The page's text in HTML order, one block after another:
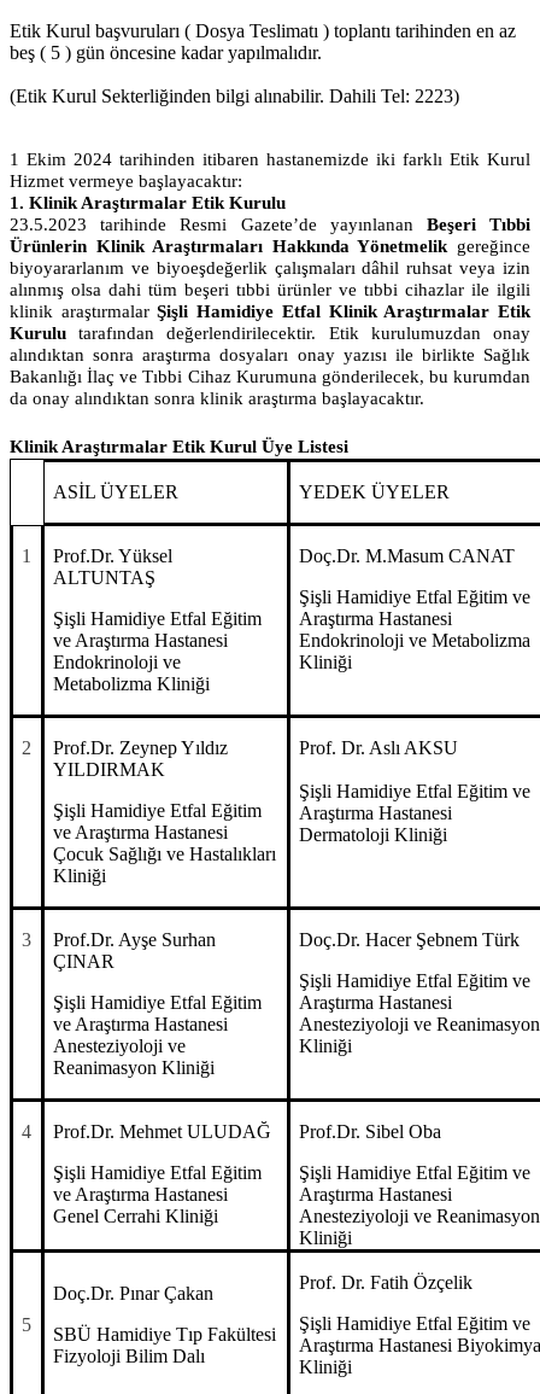
Etik Kurul başvuruları ( Dosya Teslimatı ) toplantı tarihinden en az
beş ( 5 ) gün öncesine kadar yapılmalıdır.
(Etik Kurul Sekterliğinden bilgi alınabilir. Dahili Tel: 2223)
1 Ekim 2024 tarihinden itibaren hastanemizde iki farklı Etik Kurul
Hizmet vermeye başlayacaktır:
1. Klinik Araştırmalar Etik Kurulu
23.5.2023 tarihinde Resmi Gazete’de yayınlanan Beşeri Tıbbi
Ürünlerin Klinik Araştırmaları Hakkında Yönetmelik gereğince
biyoyararlanım ve biyoeşdeğerlik çalışmaları dâhil ruhsat veya izin
alınmış olsa dahi tüm beşeri tıbbi ürünler ve tıbbi cihazlar ile ilgili
klinik araştırmalarŞişli Hamidiye Etfal Klinik Araştırmalar Etik
Kurulu tarafından değerlendirilecektir. Etik kurulumuzdan onay
alındıktan sonra araştırma dosyaları onay yazısı ile birlikte Sağlık
Bakanlığı İlaç ve Tıbbi Cihaz Kurumuna gönderilecek, bu kurumdan
da onay alındıktan sonra klinik araştırma başlayacaktır.
Klinik Araştırmalar Etik Kurul Üye Listesi
ASİL ÜYELER YEDEK ÜYELER
1
Prof.Dr. Yüksel
ALTUNTAŞ
Şişli Hamidiye Etfal Eğitim
ve Araştırma Hastanesi
Endokrinoloji ve
Metabolizma Kliniği
Doç.Dr. M.Masum CANAT
Şişli Hamidiye Etfal Eğitim ve
Araştırma Hastanesi
Endokrinoloji ve Metabolizma
Kliniği
2
Prof.Dr. Zeynep Yıldız
YILDIRMAK
Şişli Hamidiye Etfal Eğitim
ve Araştırma Hastanesi
Çocuk Sağlığı ve Hastalıkları
Kliniği
Prof. Dr. Aslı AKSU
Şişli Hamidiye Etfal Eğitim ve
Araştırma Hastanesi
Dermatoloji Kliniği
3
Prof.Dr. Ayşe Surhan
ÇINAR
Şişli Hamidiye Etfal Eğitim
ve Araştırma Hastanesi
Anesteziyoloji ve
Reanimasyon Kliniği
Doç.Dr. Hacer Şebnem Türk
Şişli Hamidiye Etfal Eğitim ve
Araştırma Hastanesi
Anesteziyoloji ve Reanimasyon
Kliniği
4
Prof.Dr. Mehmet ULUDAĞ
Şişli Hamidiye Etfal Eğitim
ve Araştırma Hastanesi
Genel Cerrahi Kliniği
Prof.Dr. Sibel Oba
Şişli Hamidiye Etfal Eğitim ve
Araştırma Hastanesi
Anesteziyoloji ve Reanimasyon
Kliniği
5
Doç.Dr. Pınar Çakan
SBÜ Hamidiye Tıp Fakültesi
Fizyoloji Bilim Dalı
Prof. Dr. Fatih Özçelik
Şişli Hamidiye Etfal Eğitim ve
Araştırma Hastanesi
Kliniği